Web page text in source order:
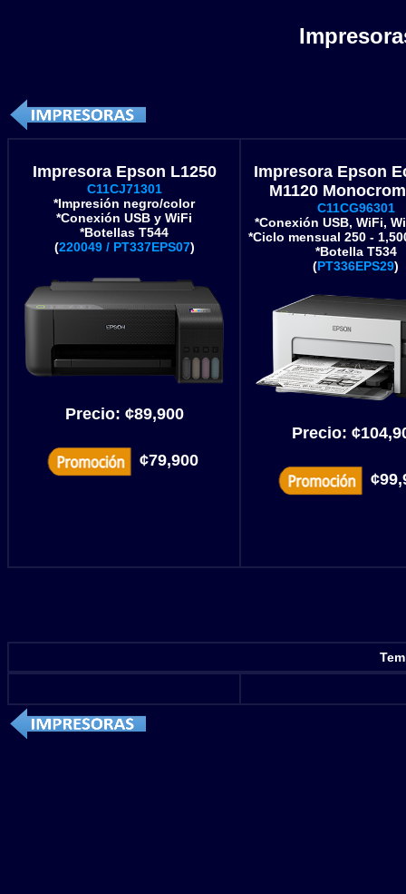
Impresora Epson L1250
C11CJ71301
*Impresión negro/color
*Conexión USB y WiFi
*Botellas T544
(220049 / PT337EPS07)
Precio: ¢89,900
¢79,900
Impresora Epson
M1120
C11CG96301
*Conexión USB, WiFi,
*Ciclo mensual 250 -
*Botella T534
(PT336EPS29)
Precio: